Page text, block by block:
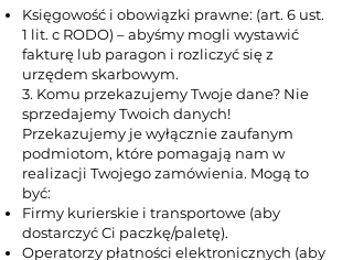
Księgowość i obowiązki prawne: (art. 6 ust.
1 lit. c RODO) – abyśmy mogli wystawić
fakturę lub paragon i rozliczyć się z
urzędem skarbowym.
3. Komu przekazujemy Twoje dane? Nie
sprzedajemy Twoich danych!
Przekazujemy je wyłącznie zaufanym
podmiotom, które pomagają nam w
realizacji Twojego zamówienia. Mogą to
być:
Firmy kurierskie i transportowe (aby
dostarczyć Ci paczkę/paletę).
Operatorzy płatności elektronicznych (aby